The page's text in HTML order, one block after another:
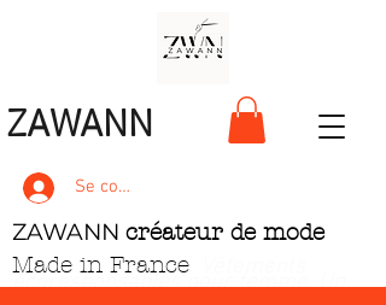
ZAWANN
Se connecter
ZAWANN créateur de mode
Made in France
écoresponsables pour femme. Un